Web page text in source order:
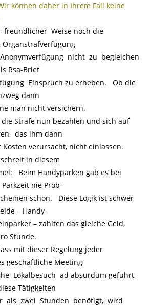
können daher in Ihrem Fall keine
Weise noch die
Organstrafverfügung
nicht zu begleichen
Rsa-Brief
Einspruch zu erheben. Ob die
dann
man nicht versichern.
Strafe nun bezahlen und sich auf
das ihm dann
verursacht, nicht einlassen.
in diesem
Beim Handyparken gab es bei
nie Prob-
schon. Diese Logik ist schwer
– Handy-
– zahlten das gleiche Geld,
Stunde.
mit dieser Regelung jeder
geschäftliche Meeting
Lokalbesuch ad absurdum geführt
Tätigkeiten
als zwei Stunden benötigt, wird